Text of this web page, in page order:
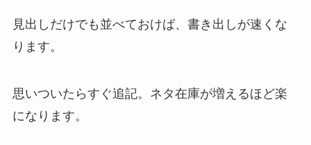
見出しだけでも並べておけば、書き出しが速くな
ります。
思いついたらすぐ追記。ネタ在庫が増えるほど楽
になります。